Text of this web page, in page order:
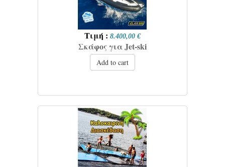
Τιμή : 8.400,00 €
Σκάφος για Jet-ski
Add to cart